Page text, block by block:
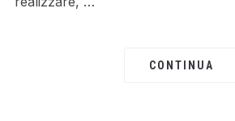
CONTINUA